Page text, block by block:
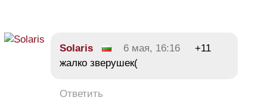
Solaris 6 мая, 16:16
+11
жалко зверушек(
Ответить